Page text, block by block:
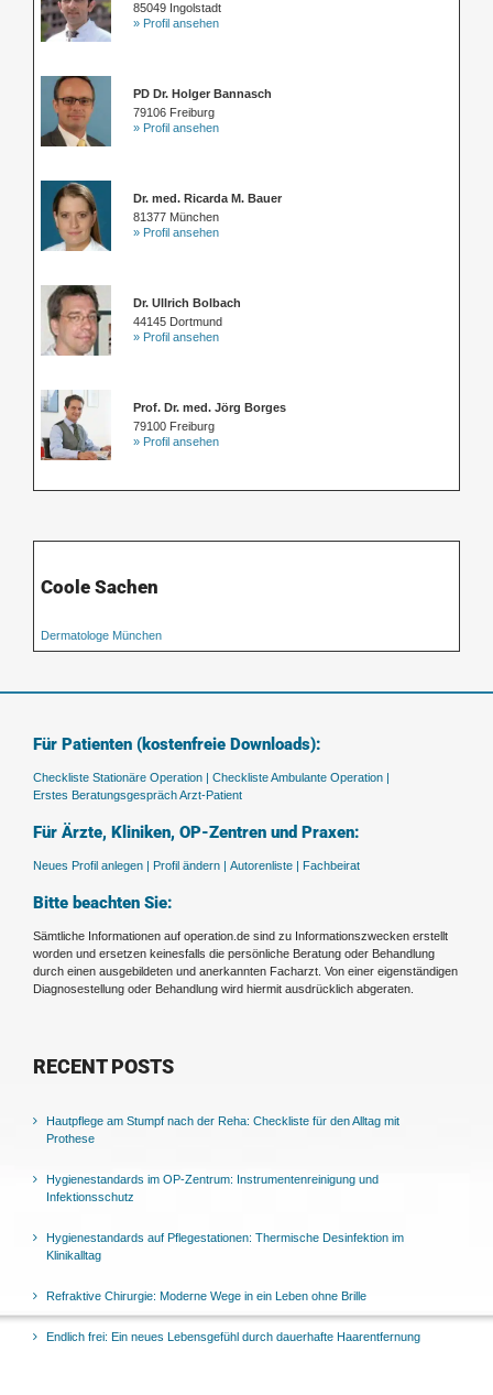
85049 Ingolstadt
» Profil ansehen
PD Dr. Holger Bannasch
79106 Freiburg
» Profil ansehen
Dr. med. Ricarda M. Bauer
81377 München
» Profil ansehen
Dr. Ullrich Bolbach
44145 Dortmund
» Profil ansehen
Prof. Dr. med. Jörg Borges
79100 Freiburg
» Profil ansehen
Coole Sachen
Dermatologe München
Für Patienten (kostenfreie Downloads):
Checkliste Stationäre Operation | Checkliste Ambulante Operation |
Erstes Beratungsgespräch Arzt-Patient
Für Ärzte, Kliniken, OP-Zentren und Praxen:
Neues Profil anlegen | Profil ändern | Autorenliste | Fachbeirat
Bitte beachten Sie:
Sämtliche Informationen auf operation.de sind zu Informationszwecken erstellt
worden und ersetzen keinesfalls die persönliche Beratung oder Behandlung
durch einen ausgebildeten und anerkannten Facharzt. Von einer eigenständigen
Diagnosestellung oder Behandlung wird hiermit ausdrücklich abgeraten.
RECENT POSTS
Hautpflege am Stumpf nach der Reha: Checkliste für den Alltag mit
Prothese
Hygienestandards im OP-Zentrum: Instrumentenreinigung und
Infektionsschutz
Hygienestandards auf Pflegestationen: Thermische Desinfektion im
Klinikalltag
Refraktive Chirurgie: Moderne Wege in ein Leben ohne Brille
Endlich frei: Ein neues Lebensgefühl durch dauerhafte Haarentfernung